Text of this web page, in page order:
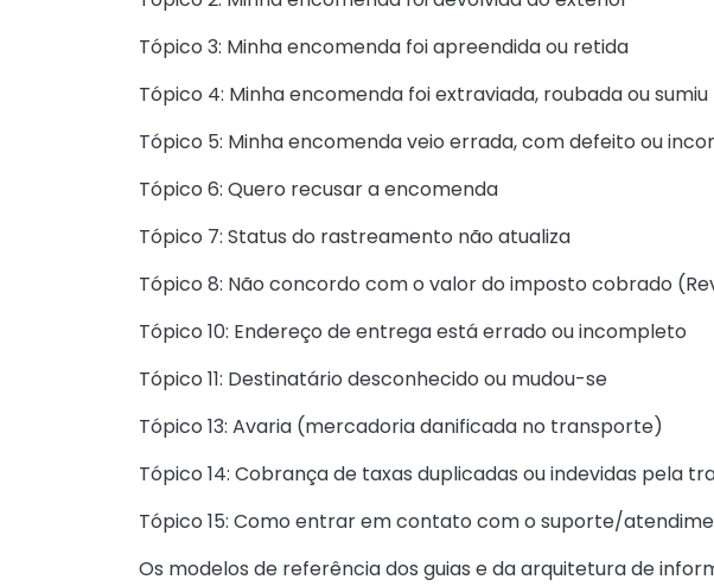
Tópico 3: Minha encomenda foi apreendida ou retida
Tópico 4: Minha encomenda foi extraviada, roubada ou sumiu
Tópico 5: Minha encomenda veio errada, com defeito ou
Tópico 6: Quero recusar a encomenda
Tópico 7: Status do rastreamento não atualiza
Tópico 8: Não concordo com o valor do imposto cobrado
Tópico 10: Endereço de entrega está errado ou incompleto
Tópico 11: Destinatário desconhecido ou mudou-se
Tópico 13: Avaria (mercadoria danificada no transporte)
Tópico 14: Cobrança de taxas duplicadas ou indevidas pela
Tópico 15: Como entrar em contato com o suporte/
Os modelos de referência dos guias e da arquitetura de